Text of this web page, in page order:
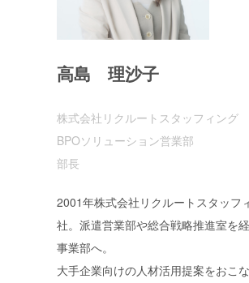
高島 理沙子
株式会社リクルートスタッフィング
BPOソリューション営業部
部長
2001年株式会社リクルートスタッフ
社。派遣営業部や総合戦略推進室を
事業部へ。
大手企業向けの人材活用提案をおこ